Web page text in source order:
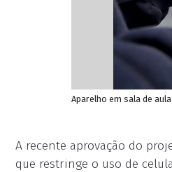
Aparelho em sala de aula
A recente aprovação do
que restringe o uso de